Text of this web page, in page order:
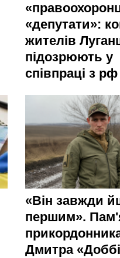
«депутати»:
жителів
підозрюють у
співпраці з рф
«Він завжди
першим».
Дмитра